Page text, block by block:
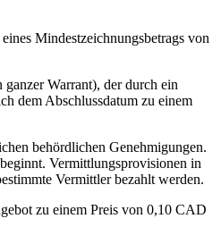
Mindestzeichnungsbetrags von
Warrant), der durch ein
dem Abschlussdatum zu einem
behördlichen Genehmigungen.
Vermittlungsprovisionen in
Vermittler bezahlt werden.
zu einem Preis von 0,10 CAD